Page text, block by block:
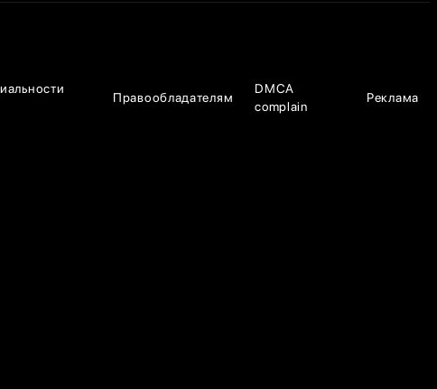
Правообладателям
DMCA
complain
Реклама